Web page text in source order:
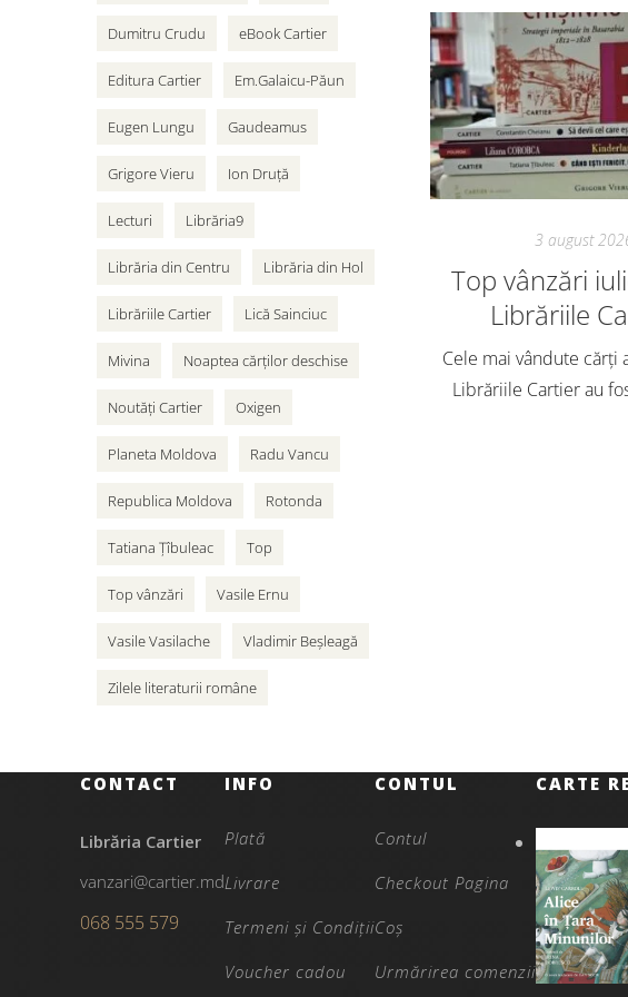
3 august
Top vânzări
Librăriile
Cele mai vândute cărți
Librăriile Cartier au
Dumitru Crudu eBook Cartier
Editura Cartier Em.Galaicu-Păun
Eugen Lungu Gaudeamus
Grigore Vieru Ion Druță
Lecturi Librăria9
Librăria din Centru Librăria din Hol
Librăriile Cartier Lică Sainciuc
Mivina Noaptea cărților deschise
Noutăți Cartier Oxigen
Planeta Moldova Radu Vancu
Republica Moldova Rotonda
Tatiana Țîbuleac Top
Top vânzări Vasile Ernu
Vasile Vasilache Vladimir Beșleagă
Zilele literaturii române
CONTACT
Librăria Cartier
vanzari@cartier.md
068 555 579
INFO
Plată
Livrare
Termeni și Condiții
Voucher cadou
CONTUL
Contul
Checkout Pagina
Coș
Urmărirea comenzii
CARTE